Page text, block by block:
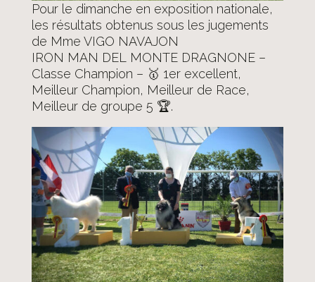
Pour le dimanche en exposition nationale,
les résultats obtenus sous les jugements
de Mme VIGO NAVAJON
IRON MAN DEL MONTE DRAGNONE –
Classe Champion – 🥇 1er excellent,
Meilleur Champion, Meilleur de Race,
Meilleur de groupe 5 🏆.